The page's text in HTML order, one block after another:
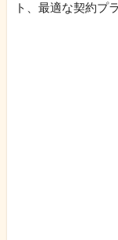
ト、最適な契約プ